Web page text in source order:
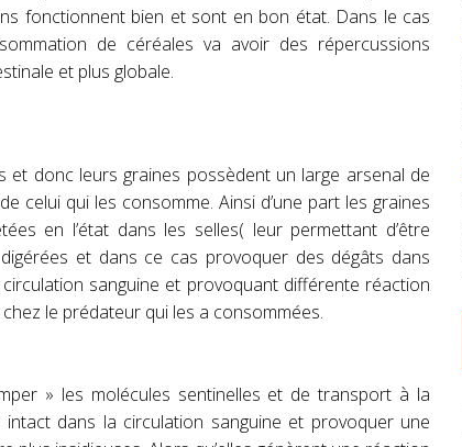
fonctionnent bien et sont en bon état. Dans le cas
de céréales va avoir des répercussions
et plus globale.
donc leurs graines possèdent un large arsenal de
celui qui les consomme. Ainsi d’une part les graines
en l’état dans les selles( leur permettant d’être
et dans ce cas provoquer des dégâts dans
sanguine et provoquant différente réaction
le prédateur qui les a consommées.
» les molécules sentinelles et de transport à la
dans la circulation sanguine et provoquer une